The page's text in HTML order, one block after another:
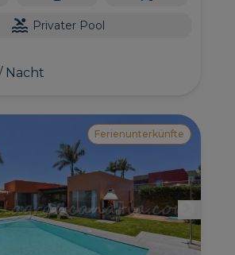
Privater Pool
Nacht
Ferienunterkünfte